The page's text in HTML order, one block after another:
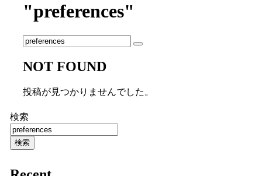
"preferences"
NOT FOUND
投稿が見つかりませんでした。
検索
検索